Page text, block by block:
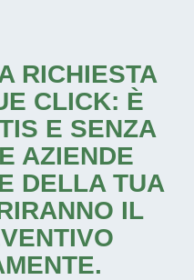
RICHIESTA
CLICK: È
E SENZA
AZIENDE
DELLA TUA
IL